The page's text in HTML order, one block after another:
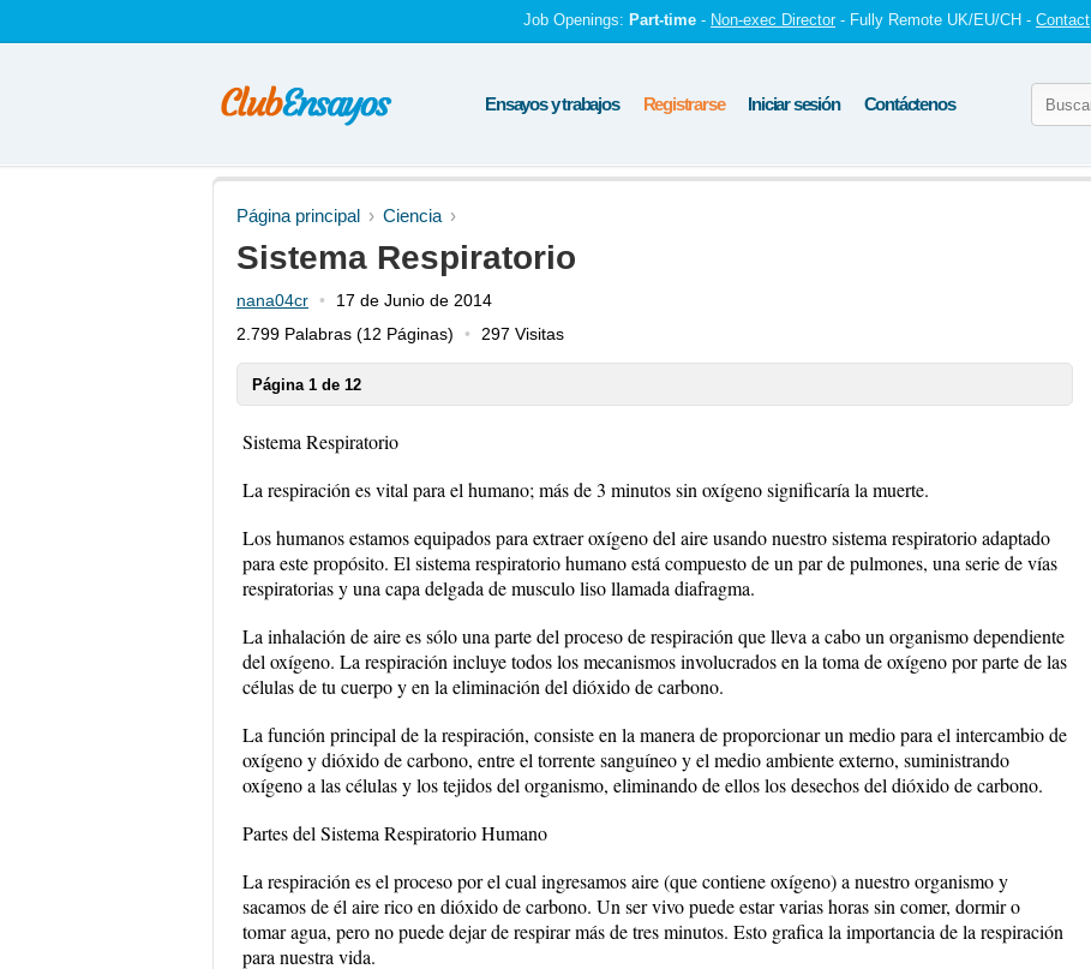
Job Openings: Part-time - Non-exec Director - Fully Remote UK/EU/CH - Contact
Ensayos y trabajos Registrarse Iniciar sesión Contáctenos
Página principal Ciencia
Sistema Respiratorio
nana04cr
17 de Junio de 2014
2.799 Palabras (12 Páginas) 297 Visitas
Página 1 de 12
Sistema Respiratorio
La respiración es vital para el humano; más de 3 minutos sin oxígeno significaría la muerte.
Los humanos estamos equipados para extraer oxígeno del aire usando nuestro sistema respiratorio adaptado
para este propósito. El sistema respiratorio humano está compuesto de un par de pulmones, una serie de vías
respiratorias y una capa delgada de musculo liso llamada diafragma.
La inhalación de aire es sólo una parte del proceso de respiración que lleva a cabo un organismo dependiente
del oxígeno. La respiración incluye todos los mecanismos involucrados en la toma de oxígeno por parte de las
células de tu cuerpo y en la eliminación del dióxido de carbono.
La función principal de la respiración, consiste en la manera de proporcionar un medio para el intercambio de
oxígeno y dióxido de carbono, entre el torrente sanguíneo y el medio ambiente externo, suministrando
oxígeno a las células y los tejidos del organismo, eliminando de ellos los desechos del dióxido de carbono.
Partes del Sistema Respiratorio Humano
La respiración es el proceso por el cual ingresamos aire (que contiene oxígeno) a nuestro organismo y
sacamos de él aire rico en dióxido de carbono. Un ser vivo puede estar varias horas sin comer, dormir o
tomar agua, pero no puede dejar de respirar más de tres minutos. Esto grafica la importancia de la respiración
para nuestra vida.